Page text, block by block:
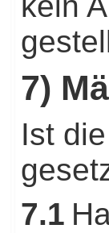
7)
Ist
7.1